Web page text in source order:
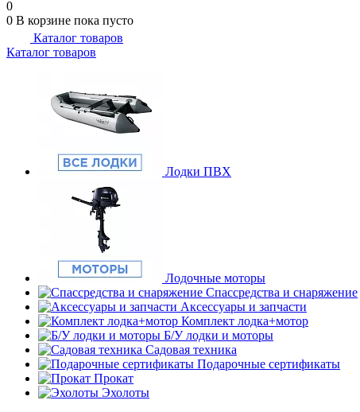
0
0 В корзине пока пусто
Каталог товаров
Каталог товаров
Лодки ПВХ
Лодочные моторы
Спассредства и снаряжение
Аксессуары и запчасти
Комплект лодка+мотор
Б/У лодки и моторы
Садовая техника
Подарочные сертификаты
Прокат
Эхолоты